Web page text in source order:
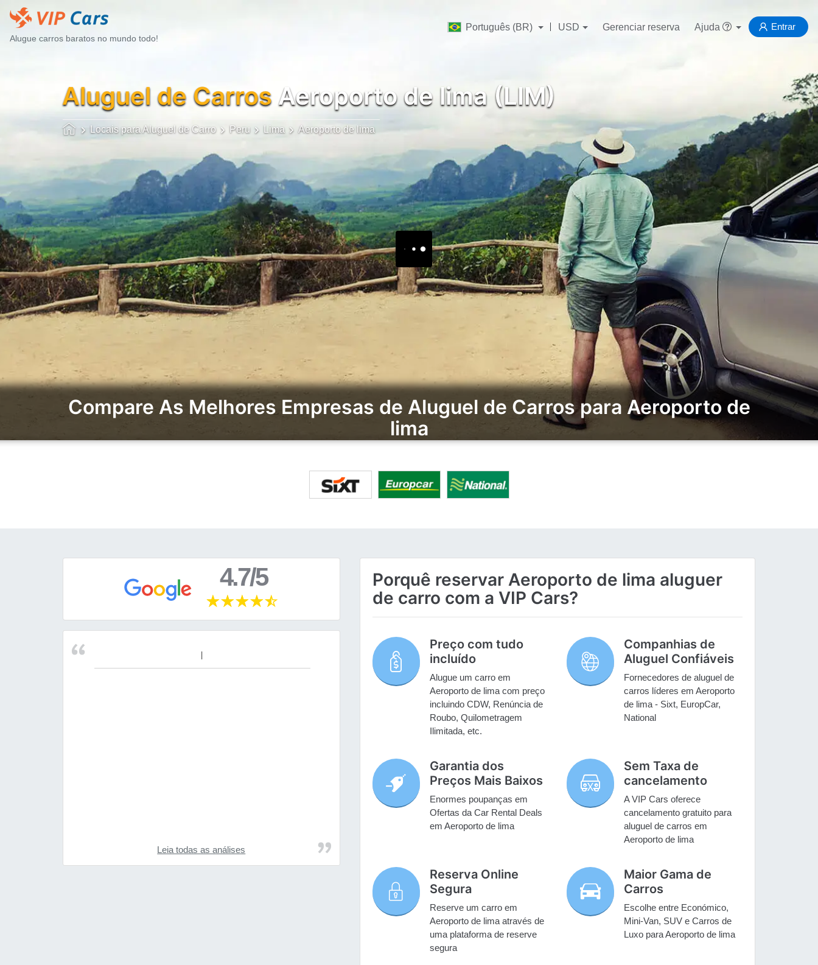
Alugue carros baratos no mundo todo!
Português (BR) USD Gerenciar reserva Ajuda Entrar
Aluguel de Carros Aeroporto de lima (LIM)
Locais para Aluguel de Carro Peru Lima Aeroporto de lima
Compare As Melhores Empresas de Aluguel de Carros para Aeroporto de
lima
4.7/5
Leia todas as análises
Porquê reservar Aeroporto de lima aluguer
de carro com a VIP Cars?
Preço com tudo
incluído
Alugue um carro em
Aeroporto de lima com preço
incluindo CDW, Renúncia de
Roubo, Quilometragem
Ilimitada, etc.
Companhias de
Aluguel Confiáveis
Fornecedores de aluguel de
carros líderes em Aeroporto
de lima - Sixt, EuropCar,
National
Garantia dos
Preços Mais Baixos
Enormes poupanças em
Ofertas da Car Rental Deals
em Aeroporto de lima
Sem Taxa de
cancelamento
A VIP Cars oferece
cancelamento gratuito para
aluguel de carros em
Aeroporto de lima
Reserva Online
Segura
Reserve um carro em
Aeroporto de lima através de
uma plataforma de reserve
segura
Maior Gama de
Carros
Escolhe entre Económico,
Mini-Van, SUV e Carros de
Luxo para Aeroporto de lima